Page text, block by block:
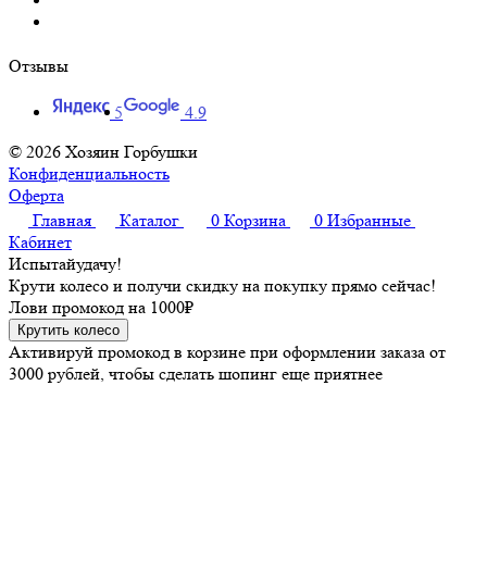
Отзывы
5
4.9
© 2026 Хозяин Горбушки
Конфиденциальность
Оферта
Главная
Каталог 0 Корзина 0 Избранные
Кабинет
Испытайудачу!
Крути колесо и получи скидку на покупку прямо сейчас!
Лови промокод на 1000₽
Крутить колесо
Активируй промокод в корзине при оформлении заказа от
3000 рублей, чтобы сделать шопинг еще приятнее